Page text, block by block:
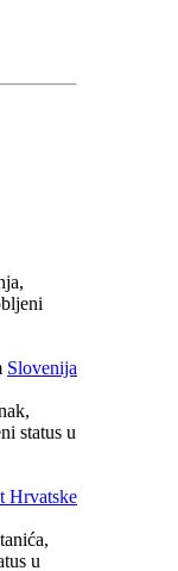
Slovenija
status u
Hrvatske
u